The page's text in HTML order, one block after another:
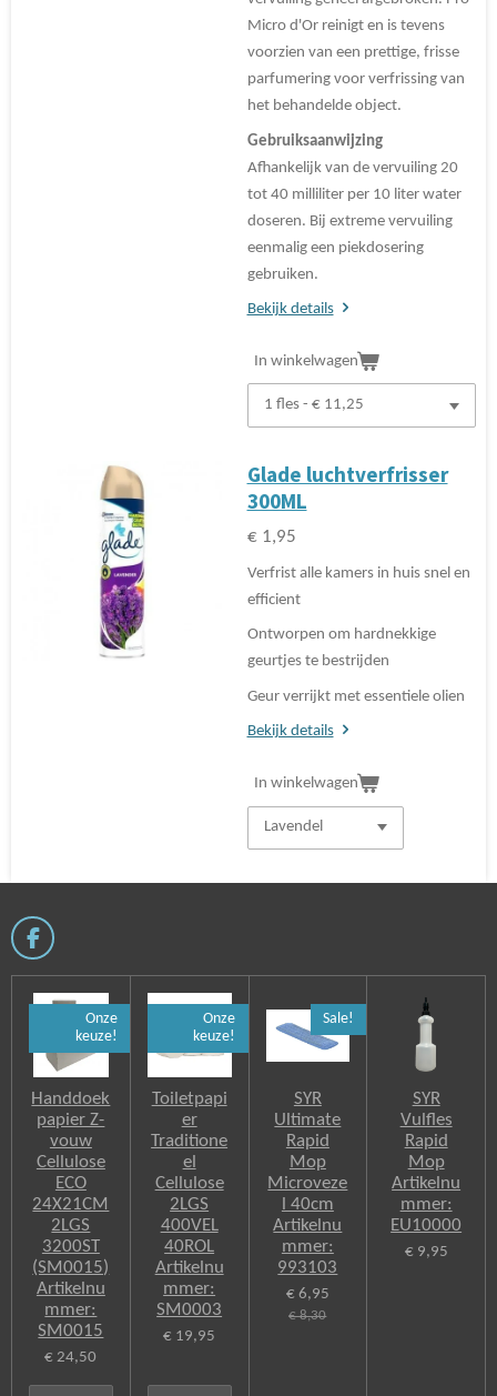
Micro d'Or reinigt en is tevens
voorzien van een prettige, frisse
parfumering voor verfrissing van
het behandelde object.
Gebruiksaanwijzing
Afhankelijk van de vervuiling 20
tot 40 milliliter per 10 liter water
doseren. Bij extreme vervuiling
eenmalig een piekdosering
gebruiken.
Bekijk details
In winkelwagen
Glade luchtverfrisser
300ML
€ 1,95
Verfrist alle kamers in huis snel en
efficient
Ontworpen om hardnekkige
geurtjes te bestrijden
Geur verrijkt met essentiele olien
Bekijk details
In winkelwagen
F
e
Onze
keuze!
Handdoek
papier Z-
vouw
Cellulose
ECO
24X21CM
2LGS
3200ST
(SM0015)
Artikelnu
mmer:
SM0015
€ 24,50
Onze
keuze!
Toiletpapi
er
Traditione
el
Cellulose
2LGS
400VEL
40ROL
Artikelnu
mmer:
SM0003
€ 19,95
Sale!
SYR
Ultimate
Rapid
Mop
Microveze
l 40cm
Artikelnu
mmer:
993103
€ 6,95
€ 8,30
SYR
Vulfles
Rapid
Mop
Artikelnu
mmer:
EU10000
€ 9,95